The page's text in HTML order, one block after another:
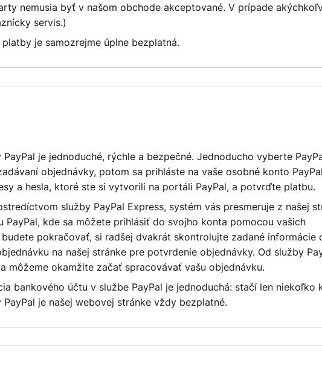
nemusia byť v našom obchode akceptované. V prípade
servis.)
je samozrejme úplne bezplatná.
je jednoduché, rýchle a bezpečné. Jednoducho vyberte
objednávky, potom sa prihláste na vaše osobné konto PayPal
a hesla, ktoré ste si vytvorili na portáli PayPal, a potvrďte platbu.
služby PayPal Express, systém vás presmeruje z našej
PayPal, kde sa môžete prihlásiť do svojho konta pomocou vašich
pokračovať, si radšej dvakrát skontrolujte zadané informácie
na našej stránke pre potvrdenie objednávky. Od služby
môžeme okamžite začať spracovávať vašu objednávku.
bankového účtu v službe PayPal je jednoduchá: stačí len niekoľko
je našej webovej stránke vždy bezplatné.